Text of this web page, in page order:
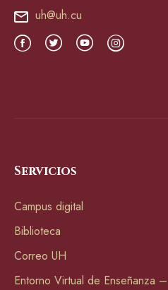
uh@uh.cu
Servicios
Campus digital
Biblioteca
Correo UH
Entorno Virtual de Enseñanza